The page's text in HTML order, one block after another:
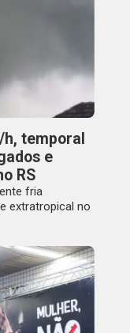
temporal
e
RS
fria
extratropical no